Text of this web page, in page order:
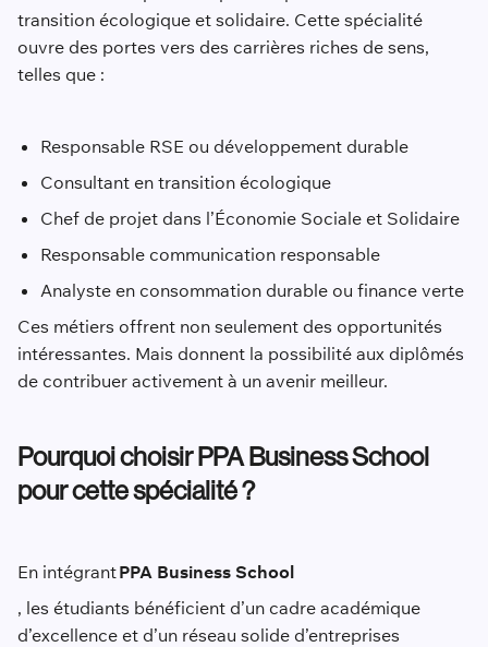
transition écologique et solidaire. Cette spécialité
ouvre des portes vers des carrières riches de sens,
telles que :
Responsable RSE ou développement durable
Consultant en transition écologique
Chef de projet dans l’Économie Sociale et Solidaire
Responsable communication responsable
Analyste en consommation durable ou finance verte
Ces métiers offrent non seulement des opportunités
intéressantes. Mais donnent la possibilité aux diplômés
de contribuer activement à un avenir meilleur.
Pourquoi choisir PPA Business School
pour cette spécialité ?
En intégrantPPA Business School
, les étudiants bénéficient d’un cadre académique
d’excellence et d’un réseau solide d’entreprises